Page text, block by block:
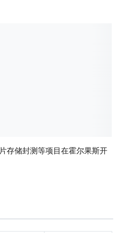
存储封测等项目在霍尔果斯开